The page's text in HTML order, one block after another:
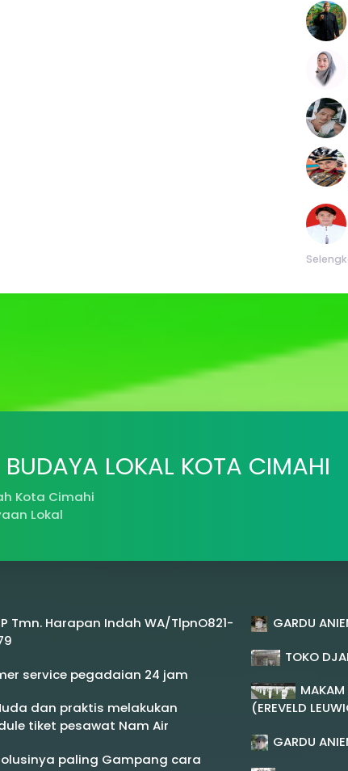
LOKAL KOTA CIMAHI
Kota Cimahi
Lokal
Tmn. Harapan Indah WA/TlpnO821-
service pegadaian 24 jam
dan praktis melakukan
tiket pesawat Nam Air
paling Gampang cara
GARDU
TOKO
MAKAM
(EREVELD
GARDU